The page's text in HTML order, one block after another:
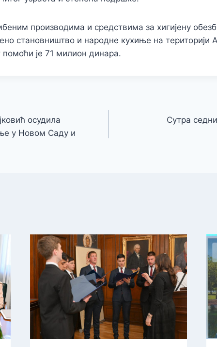
производима и средствима за хигијену
становништво и народне кухиње на територији
помоћи је 71 милион динара.
осудила
у Новом Саду и
Сутра